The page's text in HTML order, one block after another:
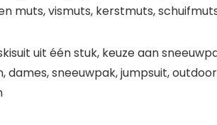
muts, vismuts, kerstmuts,
uit één stuk, keuze aan
dames, sneeuwpak, jumpsuit,